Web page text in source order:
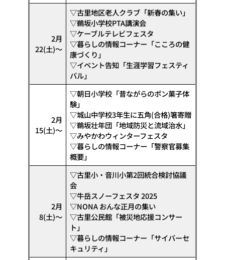
2月
22(土)〜
▽古里地区老人クラブ「新春の集い」
▽鵜坂小学校PTA講演会
▽ケーブルテレビフェスタ
▽暮らしの情報コーナー「こころの健
康づくり」
▽イベント告知「生涯学習フェスティ
バル」
2月
15(土)〜
▽朝日小学校「昔ながらのポン菓子体
験」
▽城山中学校3年生に五角(合格)箸寄贈
▽鵜坂壮年団「地域防災と流域治水」
▽みやかわウィンターフェスタ
▽暮らしの情報コーナー「警察官募集
概要」
2月
8(土)〜
▽古里小・音川小第2回統合検討協議
会
▽牛岳スノーフェスタ 2025
▽NONA おんな正月の集い
▽古里公民館「被災地応援コンサー
ト」
▽暮らしの情報コーナー「サイバーセ
キュリティ」